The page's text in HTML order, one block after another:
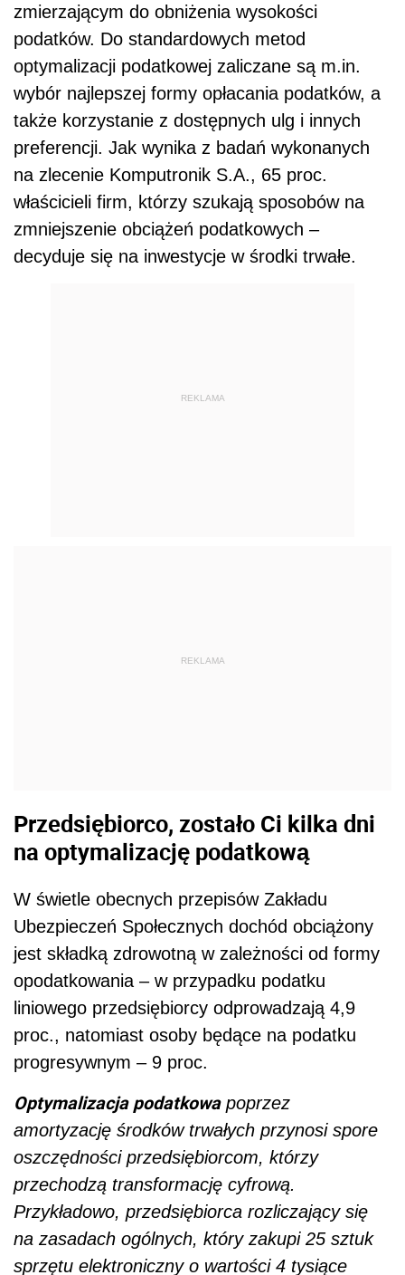
zmierzającym do obniżenia wysokości
podatków. Do standardowych metod
optymalizacji podatkowej zaliczane są m.in.
wybór najlepszej formy opłacania podatków, a
także korzystanie z dostępnych ulg i innych
preferencji. Jak wynika z badań wykonanych
na zlecenie Komputronik S.A., 65 proc.
właścicieli firm, którzy szukają sposobów na
zmniejszenie obciążeń podatkowych –
decyduje się na inwestycje w środki trwałe.
REKLAMA
REKLAMA
Przedsiębiorco, zostało Ci kilka dni
na optymalizację podatkową
W świetle obecnych przepisów Zakładu
Ubezpieczeń Społecznych dochód obciążony
jest składką zdrowotną w zależności od formy
opodatkowania – w przypadku podatku
liniowego przedsiębiorcy odprowadzają 4,9
proc., natomiast osoby będące na podatku
progresywnym – 9 proc.
Optymalizacja podatkowapoprzez
amortyzację środków trwałych przynosi spore
oszczędności przedsiębiorcom, którzy
przechodzą transformację cyfrową.
Przykładowo, przedsiębiorca rozliczający się
na zasadach ogólnych, który zakupi 25 sztuk
sprzętu elektroniczny o wartości 4 tysiące